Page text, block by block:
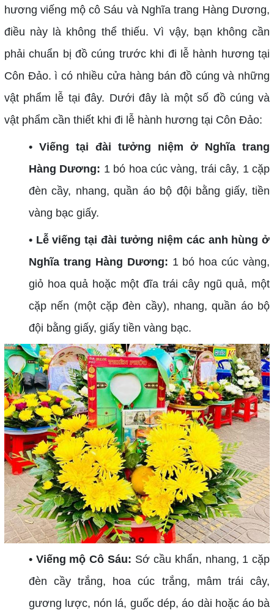
hương viếng mộ cô Sáu và Nghĩa trang Hàng Dương,
điều này là không thể thiếu. Vì vậy, bạn không cần
phải chuẩn bị đồ cúng trước khi đi lễ hành hương tại
Côn Đảo. ì có nhiều cửa hàng bán đồ cúng và những
vật phẩm lễ tại đây. Dưới đây là một số đồ cúng và
vật phẩm cần thiết khi đi lễ hành hương tại Côn Đảo:
• Viếng tại đài tưởng niệm ở Nghĩa trang
Hàng Dương: 1 bó hoa cúc vàng, trái cây, 1 cặp
đèn cầy, nhang, quần áo bộ đội bằng giấy, tiền
vàng bạc giấy.
• Lễ viếng tại đài tưởng niệm các anh hùng ở
Nghĩa trang Hàng Dương: 1 bó hoa cúc vàng,
giỏ hoa quả hoặc một đĩa trái cây ngũ quả, một
cặp nến (một cặp đèn cầy), nhang, quần áo bộ
đội bằng giấy, giấy tiền vàng bạc.
• Viếng mộ Cô Sáu: Sớ cầu khẩn, nhang, 1 cặp
đèn cầy trắng, hoa cúc trắng, mâm trái cây,
gương lược, nón lá, guốc dép, áo dài hoặc áo bà